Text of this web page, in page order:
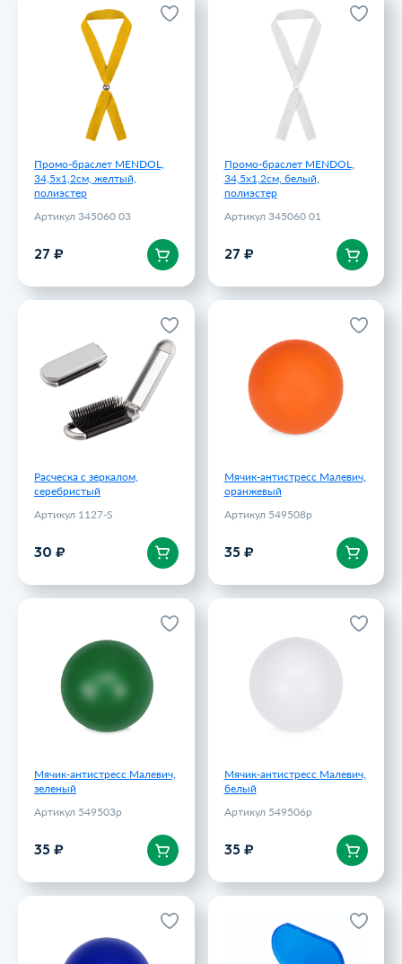
Промо-браслет MENDOL,
34,5х1,2см, желтый,
полиэстер
Артикул 345060 03
27 ₽
Промо-браслет MENDOL,
34,5х1,2см, желтый,
полиэстер
Артикул 345060 03
Промо-браслет MENDOL,
34,5х1,2см, белый,
полиэстер
Артикул 345060 01
27 ₽
Промо-браслет MENDOL,
34,5х1,2см, белый,
полиэстер
Артикул 345060 01
Расческа с зеркалом,
серебристый
Артикул 1127-S
30 ₽
Расческа с зеркалом,
серебристый
Артикул 1127-S
30 ₽
Мячик-антистресс Малевич,
оранжевый
Артикул 549508p
35 ₽
Мячик-антистресс Малевич,
оранжевый
Артикул 549508p
35 ₽
Мячик-антистресс Малевич,
зеленый
Артикул 549503p
35 ₽
Мячик-антистресс Малевич,
зеленый
Артикул 549503p
35 ₽
Мячик-антистресс Малевич,
белый
Артикул 549506p
35 ₽
Мячик-антистресс Малевич,
белый
Артикул 549506p
35 ₽
Мячик-антистресс Малевич,
синий (Р)
Артикул 549502p
Витаминница TRIZONE, 3
отсека; 6 x 1.3 x 3.9 см;
пластик, синяя